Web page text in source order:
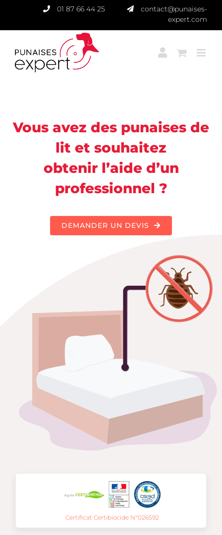
contenu
01 87 66 44 25
contact@punaises-
expert.com
Vous avez des punaises de
lit et souhaitez
obtenir l’aide d’un
professionnel ?
DEMANDER UN DEVIS
Certificat Certibiocide N°026592